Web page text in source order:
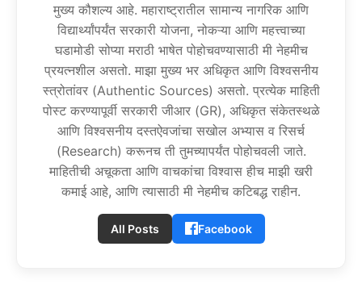
मुख्य कौशल्य आहे. महाराष्ट्रातील सामान्य नागरिक आणि
विद्यार्थ्यांपर्यंत सरकारी योजना, नोकऱ्या आणि महत्त्वाच्या
घडामोडी सोप्या मराठी भाषेत पोहोचवण्यासाठी मी नेहमीच
प्रयत्नशील असतो. माझा मुख्य भर अधिकृत आणि विश्वसनीय
स्त्रोतांवर (Authentic Sources) असतो. प्रत्येक माहिती
पोस्ट करण्यापूर्वी सरकारी जीआर (GR), अधिकृत संकेतस्थळे
आणि विश्वसनीय दस्तऐवजांचा सखोल अभ्यास व रिसर्च
(Research) करूनच ती तुमच्यापर्यंत पोहोचवली जाते.
माहितीची अचूकता आणि वाचकांचा विश्वास हीच माझी खरी
कमाई आहे, आणि त्यासाठी मी नेहमीच कटिबद्ध राहीन.
All Posts Facebook